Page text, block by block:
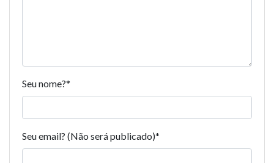
Seu nome?*
Seu email? (Não será publicado)*